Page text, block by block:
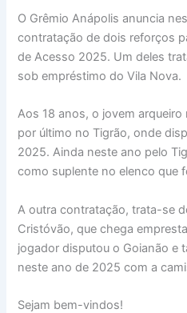
O Grêmio Anápolis anuncia
contratação de dois reforços
de Acesso 2025. Um deles
sob empréstimo do Vila Nova.
Aos 18 anos, o jovem arqueiro
por último no Tigrão, onde
2025. Ainda neste ano pelo
como suplente no elenco que
A outra contratação, trata-se
Cristóvão, que chega
jogador disputou o Goianão e
neste ano de 2025 com a
Sejam bem-vindos!